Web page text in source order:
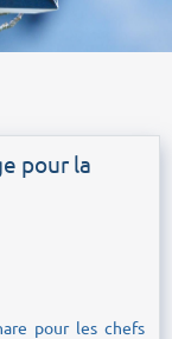
pour la
pour les chefs